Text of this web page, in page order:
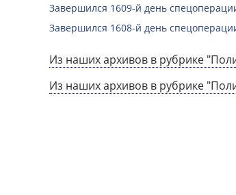
Завершился 1609-й день
Завершился 1608-й день
Из наших архивов в рубрике
Из наших архивов в рубрике